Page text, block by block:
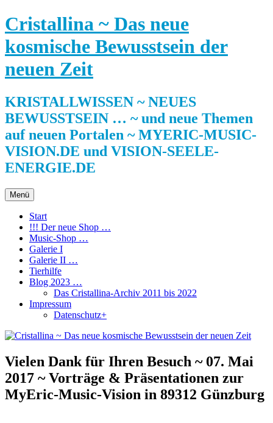
Zum
Inhalt
springen
Cristallina ~ Das neue
kosmische Bewusstsein der
neuen Zeit
KRISTALLWISSEN ~ NEUES
BEWUSSTSEIN … ~ und neue Themen
auf neuen Portalen ~ MYERIC-MUSIC-
VISION.DE und VISION-SEELE-
ENERGIE.DE
Menü
Start
!!! Der neue Shop …
Music-Shop …
Galerie I
Galerie II …
Tierhilfe
Blog 2023 …
Das Cristallina-Archiv 2011 bis 2022
Impressum
Datenschutz+
Vielen Dank für Ihren Besuch ~ 07. Mai
2017 ~ Vorträge & Präsentationen zur
MyEric-Music-Vision in 89312 Günzburg